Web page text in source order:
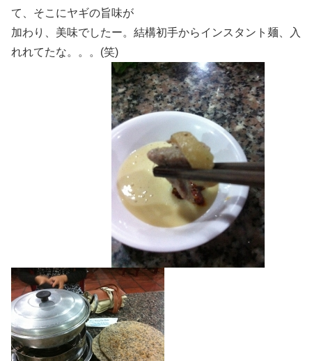
て、そこにヤギの旨味が
加わり、美味でしたー。結構初手からインスタント麺、入
れれてたな。。。(笑)